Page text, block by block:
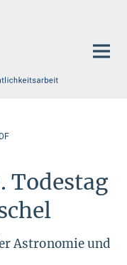
Todestag
Astronomie und